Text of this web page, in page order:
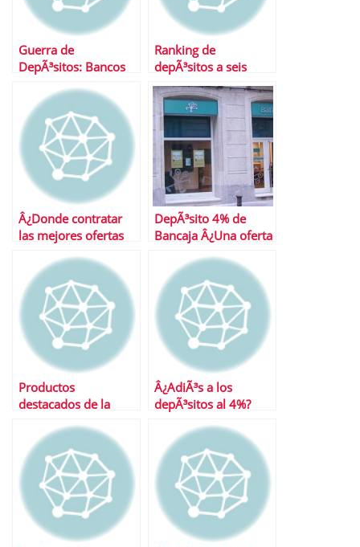
Guerra de
DepÃ³sitos: Bancos
Ranking de
depÃ³sitos a seis
meses
Â¿Donde contratar
las mejores ofertas
DepÃ³sito 4% de
Bancaja Â¿Una oferta
escapar?
Productos
destacados de la
Â¿AdiÃ³s a los
depÃ³sitos al 4%?